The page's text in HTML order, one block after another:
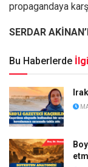
propagandaya
SERDAR
Bu Haberlerde